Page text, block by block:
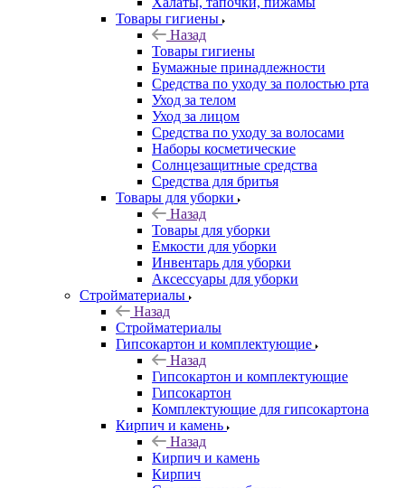
Товары гигиены
Назад
Товары гигиены
Бумажные принадлежности
Средства по уходу за полостью рта
Уход за телом
Уход за лицом
Средства по уходу за волосами
Наборы косметические
Солнцезащитные средства
Средства для бритья
Товары для уборки
Назад
Товары для уборки
Емкости для уборки
Инвентарь для уборки
Аксессуары для уборки
Стройматериалы
Назад
Стройматериалы
Гипсокартон и комплектующие
Назад
Гипсокартон и комплектующие
Гипсокартон
Комплектующие для гипсокартона
Кирпич и камень
Назад
Кирпич и камень
Кирпич